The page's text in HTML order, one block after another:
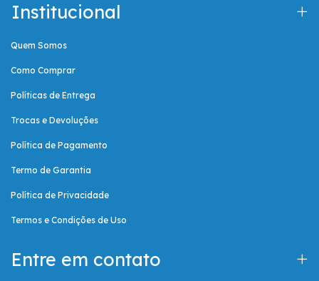
Institucional
Quem Somos
Como Comprar
Políticas de Entrega
Trocas e Devoluções
Política de Pagamento
Termo de Garantia
Política de Privacidade
Termos e Condições de Uso
Entre em contato